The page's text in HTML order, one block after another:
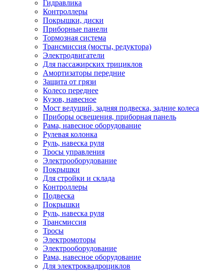
Гидравлика
Контроллеры
Покрышки, диски
Приборные панели
Тормозная система
Трансмиссия (мосты, редуктора)
Электродвигатели
Для пассажирских трициклов
Амортизаторы передние
Защита от грязи
Колесо переднее
Кузов, навесное
Мост ведущий, задняя подвеска, задние колеса
Приборы освещения, приборная панель
Рама, навесное оборудование
Рулевая колонка
Руль, навеска руля
Тросы управления
Электрооборудование
Покрышки
Для стройки и склада
Контроллеры
Подвеска
Покрышки
Руль, навеска руля
Трансмиссия
Тросы
Электромоторы
Электрооборудование
Рама, навесное оборудование
Для электроквадроциклов